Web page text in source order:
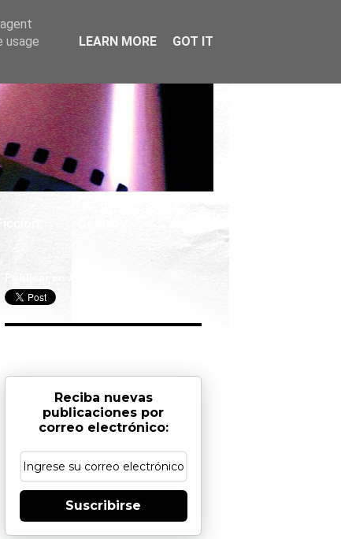
Reciba nuevas
publicaciones por
correo electrónico:
Suscribirse
usage
LEARN MORE GOT IT